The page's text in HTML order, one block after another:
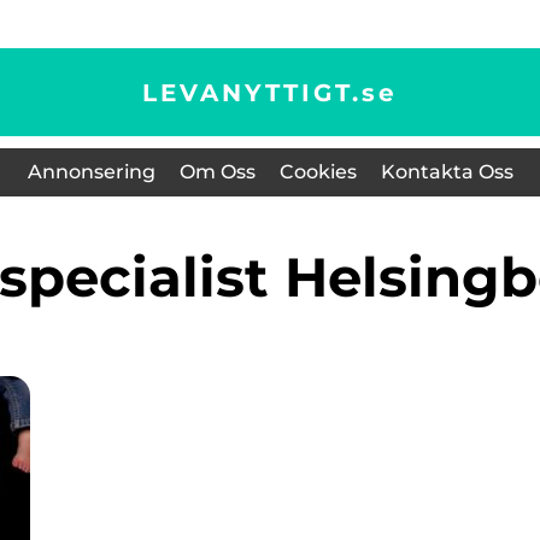
LEVANYTTIGT.se
Annonsering Om Oss Cookies Kontakta Oss